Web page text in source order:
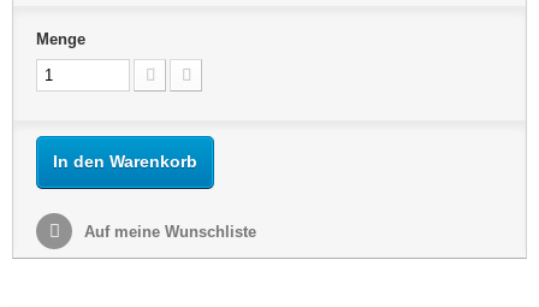
Menge
In den Warenkorb
Auf meine Wunschliste